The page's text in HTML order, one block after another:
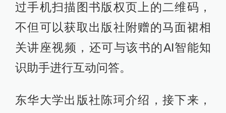
过手机扫描图书版权页上的二维码，
不但可以获取出版社附赠的马面裙相
关讲座视频，还可与该书的AI智能知
识助手进行互动问答。
东华大学出版社陈珂介绍，接下来，